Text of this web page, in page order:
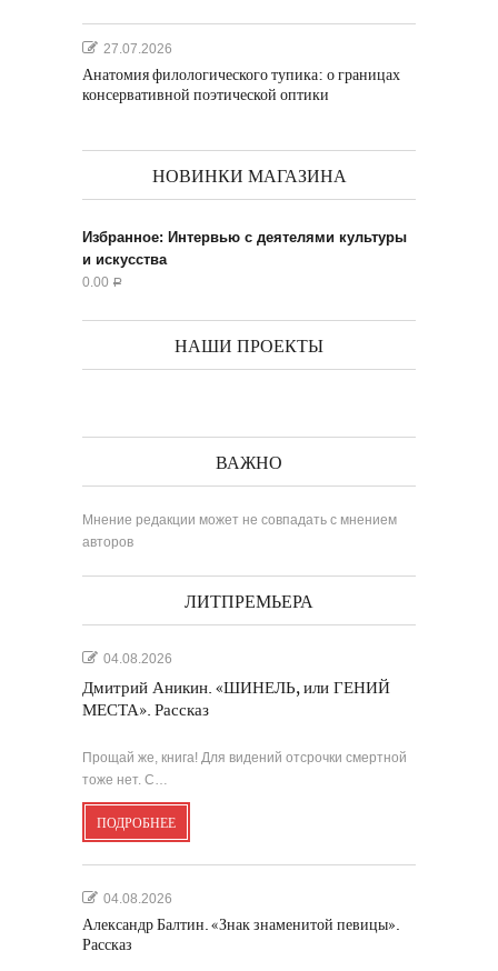
27.07.2026
Анатомия филологического тупика: о границах
консервативной поэтической оптики
НОВИНКИ МАГАЗИНА
Избранное: Интервью с деятелями культуры
и искусства
0.00 Р
НАШИ ПРОЕКТЫ
ВАЖНО
Мнение редакции может не совпадать с мнением
авторов
ЛИТПРЕМЬЕРА
04.08.2026
Дмитрий Аникин. «ШИНЕЛЬ, или ГЕНИЙ
МЕСТА». Рассказ
Прощай же, книга! Для видений отсрочки смертной
тоже нет. С…
ПОДРОБНЕЕ
04.08.2026
Александр Балтин. «Знак знаменитой певицы».
Рассказ